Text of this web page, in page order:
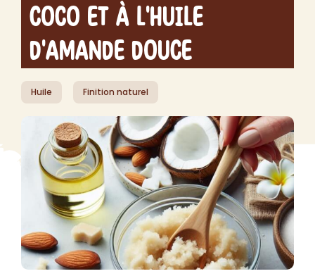
Coco et à l'Huile
d'Amande Douce
Huile Finition naturel